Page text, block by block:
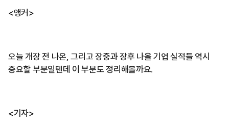
<앵커>
오늘 개장 전 나온, 그리고 장중과 장후 나올 기업 실적들 역시
중요할 부분일텐데 이 부분도 정리해볼까요.
<기자>